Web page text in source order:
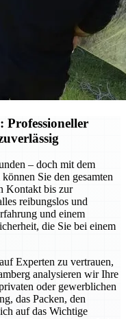
Professioneller
– doch mit dem
Sie den gesamten
Kontakt bis zur
reibungslos und
und einem
die Sie bei einem
Experten zu vertrauen,
analysieren wir Ihre
oder gewerblichen
das Packen, den
auf das Wichtige